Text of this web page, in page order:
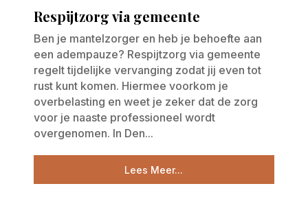
Respijtzorg via gemeente
Ben je mantelzorger en heb je behoefte aan
een adempauze? Respijtzorg via gemeente
regelt tijdelijke vervanging zodat jij even tot
rust kunt komen. Hiermee voorkom je
overbelasting en weet je zeker dat de zorg
voor je naaste professioneel wordt
overgenomen. In Den...
Lees Meer...